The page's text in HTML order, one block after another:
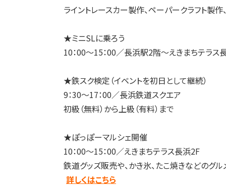
ライントレースカー製作、ペーパークラフト製
★ミニSLに乗ろう
10：00～15：00／長浜駅2階～えきまちテラス
★鉄スク検定（イベントを初日として継続）
9：30～17：00／長浜鉄道スクエア
初級（無料）から上級（有料）まで
★ぽっぽーマルシェ開催
10：00～15：00／えきまちテラス長浜2F
鉄道グッズ販売や、かき氷、たこ焼きなどのグ
詳しくはこちら